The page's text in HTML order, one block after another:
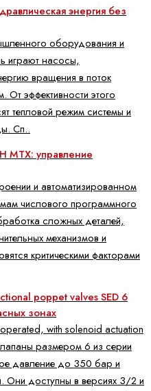
энергия без
оборудования и
играют насосы,
вращения в поток
эффективности этого
тепловой режим системы и
Сп..
MTX: управление
и автоматизированном
числового программного
сложных деталей,
механизмов и
критическими факторами
poppet valves SED 6
зонах
with solenoid actuation
размером 6 из серии
давление до 350 бар и
Они доступны в версиях 3/2 и